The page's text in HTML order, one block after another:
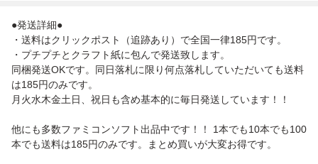
●発送詳細●
・送料はクリックポスト（追跡あり）で全国一律185円です。
・プチプチとクラフト紙に包んで発送致します。
同梱発送OKです。同日落札に限り何点落札していただいても送料
は185円のみです。
月火水木金土日、祝日も含め基本的に毎日発送しています！！
他にも多数ファミコンソフト出品中です！！ 1本でも10本でも100
本でも送料は185円のみです。まとめ買いが大変お得です。